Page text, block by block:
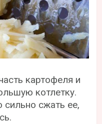
картофеля и
котлетку.
сильно сжать ее,